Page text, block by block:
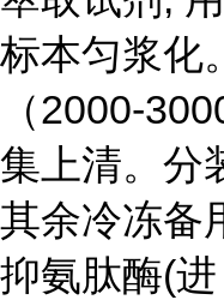
标本匀浆化
（2000-
集上清。分
其余冷冻备
抑氨肽酶(进